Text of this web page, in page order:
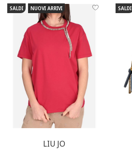
SALDI NUOVI ARRIVI
LIU JO
SALDI